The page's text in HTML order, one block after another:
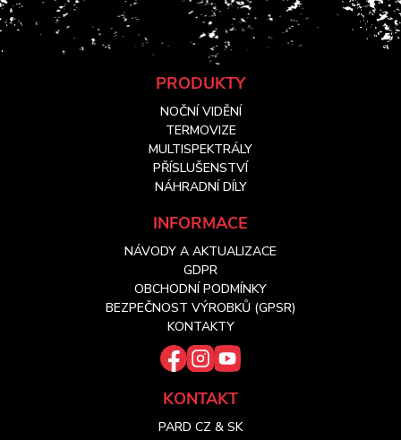
PRODUKTY
NOČNÍ VIDĚNÍ
TERMOVIZE
MULTISPEKTRÁLY
PŘÍSLUŠENSTVÍ
NÁHRADNÍ DÍLY
INFORMACE
NÁVODY A AKTUALIZACE
GDPR
OBCHODNÍ PODMÍNKY
BEZPEČNOST VÝROBKŮ (GPSR)
KONTAKTY
KONTAKT
PARD CZ & SK